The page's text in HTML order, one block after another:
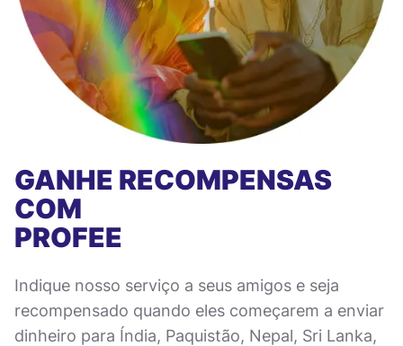
GANHE RECOMPENSAS
COM
PROFEE
Indique nosso serviço a seus amigos e seja
recompensado quando eles começarem a enviar
dinheiro para Índia, Paquistão, Nepal, Sri Lanka,